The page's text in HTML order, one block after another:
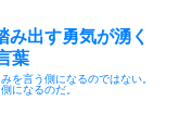
み出す勇気が湧く
葉
を言う側になるのではない。
になるのだ。